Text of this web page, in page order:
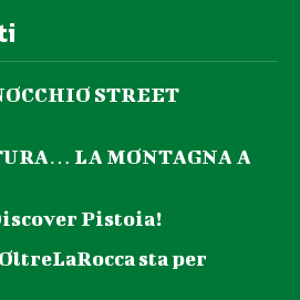
STREET
LA MONTAGNA A
Pistoia!
sta per